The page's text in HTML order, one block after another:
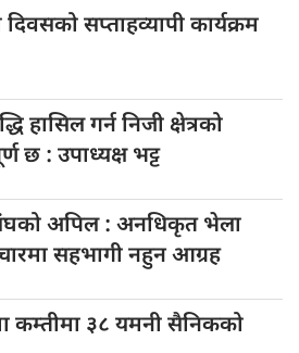
दिवसको सप्ताहव्यापी कार्यक्रम
हासिल गर्न निजी क्षेत्रको
छ : उपाध्यक्ष भट्ट
अपिल : अनधिकृत भेला
सहभागी नहुन आग्रह
कम्तीमा ३८ यमनी सैनिकको